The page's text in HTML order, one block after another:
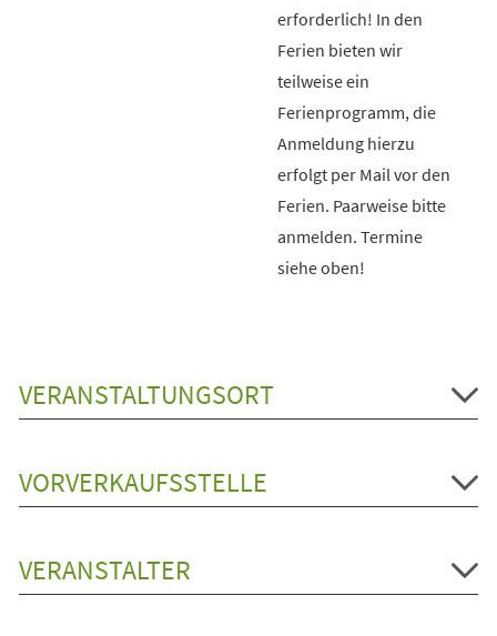
erforderlich! In den
Ferien bieten wir
teilweise ein
Ferienprogramm, die
Anmeldung hierzu
erfolgt per Mail vor den
Ferien. Paarweise bitte
anmelden. Termine
siehe oben!
VERANSTALTUNGSORT
VORVERKAUFSSTELLE
VERANSTALTER